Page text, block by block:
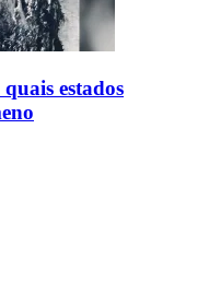
estados